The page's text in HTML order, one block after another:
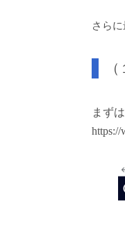
さら
まず